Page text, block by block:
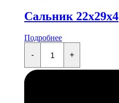
Сальник 22x29x4
Подробнее
-
22x29x4 +